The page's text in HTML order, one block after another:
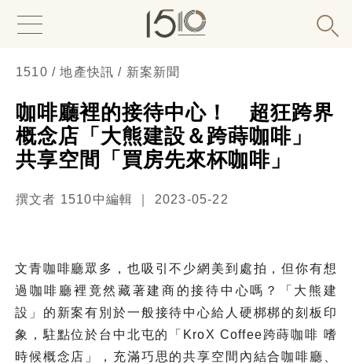
1510 / 地產快訊 / 新案新聞
咖啡廳裡的接待中心！ 超狂跨界
概念店「大熊建設＆跨蒔咖啡」
共享空間「買房先來杯咖啡」
撰文者 1510中編輯 ｜ 2023-05-22
文青咖啡廳眾多，也吸引不少網美到處拍，但你有想
過咖啡廳裡竟然藏著建商的接待中心嗎？「大熊建
設」的新案有別於一般接待中心給人硬梆梆的刻板印
象，駐點位於台中北屯的「KroX Coffee跨蒔咖啡 嗜
時候概念店」，充滿巧思的共享空間內結合咖啡廳、